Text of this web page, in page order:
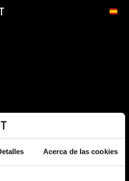
Acerca de las cookies